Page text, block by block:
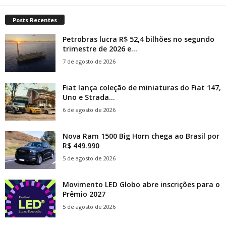
Posts Recentes
Petrobras lucra R$ 52,4 bilhões no segundo
trimestre de 2026 e...
7 de agosto de 2026
Fiat lança coleção de miniaturas do Fiat 147,
Uno e Strada...
6 de agosto de 2026
Nova Ram 1500 Big Horn chega ao Brasil por
R$ 449.990
5 de agosto de 2026
Movimento LED Globo abre inscrições para o
Prêmio 2027
5 de agosto de 2026